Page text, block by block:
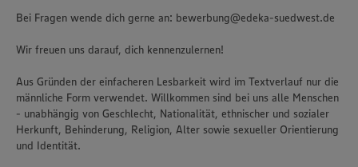
Bei Fragen wende dich gerne an: bewerbung@edeka-suedwest.de
Wir freuen uns darauf, dich kennenzulernen!
Aus Gründen der einfacheren Lesbarkeit wird im Textverlauf nur die
männliche Form verwendet. Willkommen sind bei uns alle Menschen
- unabhängig von Geschlecht, Nationalität, ethnischer und sozialer
Herkunft, Behinderung, Religion, Alter sowie sexueller Orientierung
und Identität.